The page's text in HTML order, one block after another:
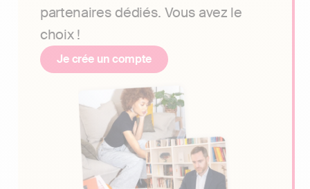
partenaires dédiés. Vous avez le
choix !
Je crée un compte